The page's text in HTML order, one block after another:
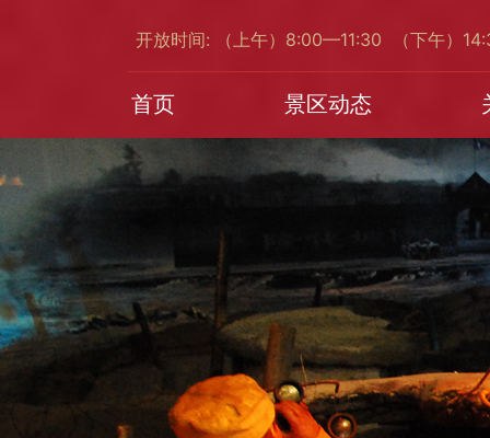
首页 景区动态
开放时间: （上午）8:00—11:30 （下午）14